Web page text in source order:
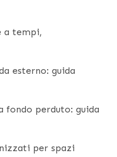
a tempi,
esterno: guida
fondo perduto: guida
per spazi